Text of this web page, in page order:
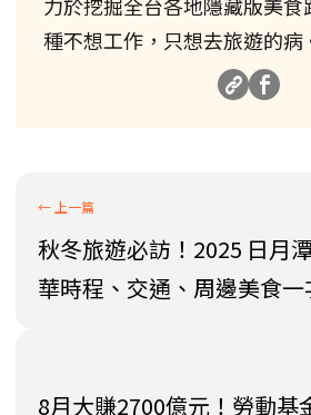
力於挖掘全台各地隱藏版美
種不想工作，只想去旅遊的病
秋冬旅遊必訪！2025 日月
華時程、交通、周邊美食一
8月大賺2700億元！勞動基